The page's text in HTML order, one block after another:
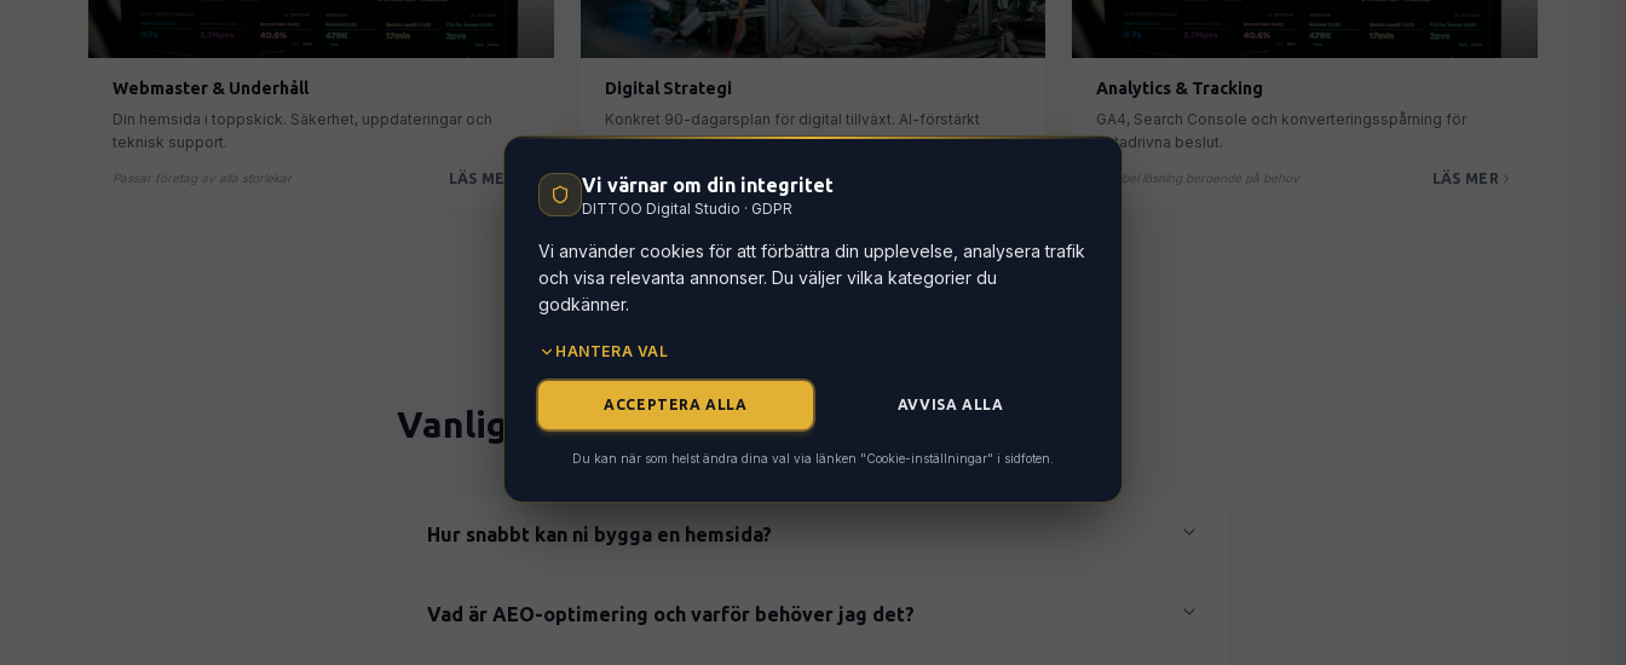
Webmaster & Underhåll
Din hemsida i toppskick. Säkerhet, uppdateringar och
teknisk support.
Passar företag av alla storlekar LÄS MER
Digital Strategi
Konkret 90-dagarsplan för digital tillväxt. AI-förstärkt
analys och prioriteringar.
Anpassas efter verksamhetens mål
Analytics & Tracking
GA4, Search Console och konverteringsspårning för
datadrivna beslut.
Flexibel lösning beroende på behov LÄS MER
Vanliga frågor
Hur snabbt kan ni bygga en hemsida?
timmar efter bekräftad order.
Vad är AEO-optimering och varför behöver jag det?
Vi värnar om din integritet
DITTOO Digital Studio · GDPR
Vi använder cookies för att förbättra din upplevelse, analysera trafik
och visa relevanta annonser. Du väljer vilka kategorier du
godkänner.
HANTERA VAL
ACCEPTERA ALLA AVVISA ALLA
Du kan när som helst ändra dina val via länken "Cookie-inställningar" i sidfoten.